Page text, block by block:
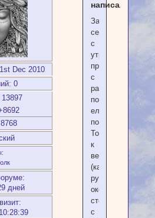
Dec 2010
0
13897
дней
написал(а):
Зато
сегодня
с
утра
проснулась
с
разбитой
поясницей,
еле
ползала.
Только
к
вечеру
(как
руна
окончательно
стерлась
с